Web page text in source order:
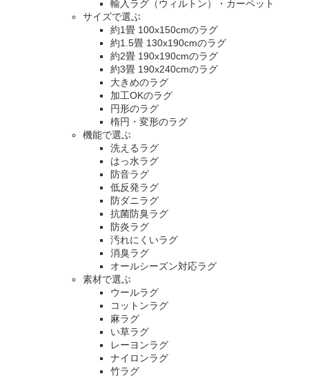
輸入ラグ（ウィルトン）・カーペット
サイズで選ぶ
約1畳 100x150cmのラグ
約1.5畳 130x190cmのラグ
約2畳 190x190cmのラグ
約3畳 190x240cmのラグ
大きめのラグ
加工OKのラグ
円形のラグ
楕円・変形のラグ
機能で選ぶ
洗えるラグ
はっ水ラグ
防音ラグ
低反発ラグ
防ダニラグ
抗菌防臭ラグ
防炎ラグ
汚れにくいラグ
消臭ラグ
オールシーズン対応ラグ
素材で選ぶ
ウールラグ
コットンラグ
麻ラグ
い草ラグ
レーヨンラグ
ナイロンラグ
竹ラグ